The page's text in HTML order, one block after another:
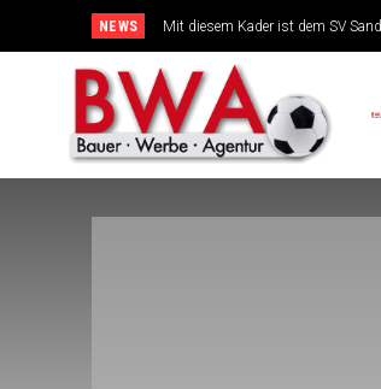
NEWS Mit diesem Kader ist dem SV